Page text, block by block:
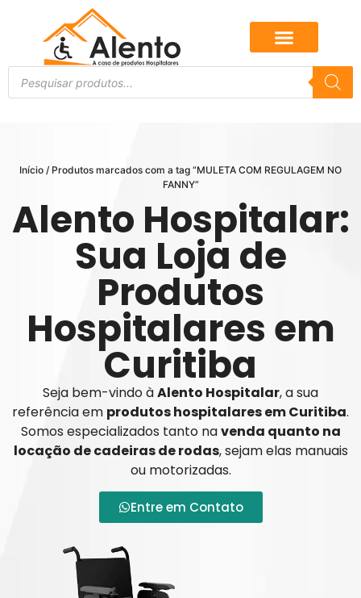
Início / Produtos marcados com a tag “MULETA COM REGULAGEM NO
FANNY”
Alento Hospitalar:
Sua Loja de
Produtos
Hospitalares em
Curitiba
Seja bem-vindo àAlento Hospitalar, a sua
referência em produtos hospitalares em Curitiba.
Somos especializados tanto navenda quanto na
locação de cadeiras de rodas, sejam elas manuais
ou motorizadas.
Entre em Contato